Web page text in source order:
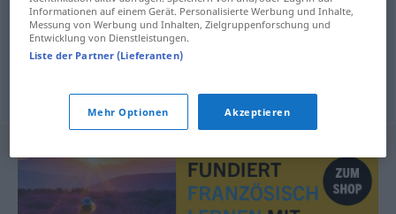
couche,couchette,divan,litière,natte,paillasse
canapé-lit,sofa,cosy,berceau
© myThes Dicollecte
Informationen auf einem Gerät. Personalisierte Werbung und Inhalte,
Messung von Werbung und Inhalten, Zielgruppenforschung und
Entwicklung von Dienstleistungen.
Liste der Partner (Lieferanten)
Mehr Optionen Akzeptieren